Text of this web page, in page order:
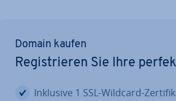
Domain kaufen
Re­gis­trie­ren Sie Ihre
Inklusive 1 SSL-Wildcard-